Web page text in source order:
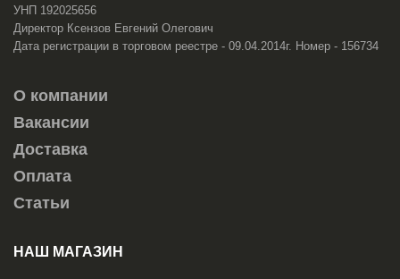
УНП 192025656
Директор Ксензов Евгений Олегович
Дата регистрации в торговом реестре - 09.04.2014г. Номер - 156734
О компании
Вакансии
Доставка
Оплата
Статьи
НАШ МАГАЗИН